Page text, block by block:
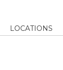
LOCATIONS